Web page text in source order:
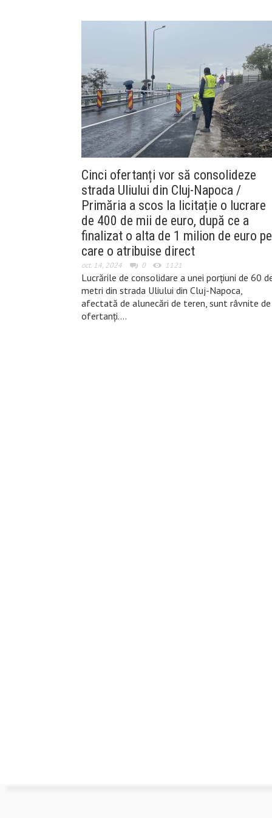
Cinci ofertanți vor să consolideze
strada Uliului din Cluj-Napoca /
Primăria a scos la licitație o lucrare
de 400 de mii de euro, după ce a
finalizat o alta de 1 milion de euro pe
care o atribuise direct
oct. 14, 2024 0 1121
Lucrările de consolidare a unei porțiuni de 60
metri din strada Uliului din Cluj-Napoca,
afectată de alunecări de teren, sunt râvnite
ofertanți….